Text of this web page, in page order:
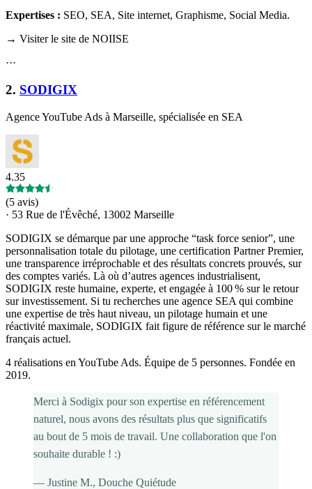
Expertises : SEO, SEA, Site internet, Graphisme, Social Media.
→ Visiter le site de NOIISE
···
2. SODIGIX
Agence YouTube Ads à Marseille, spécialisée en SEA
4.35
(5 avis)
· 53 Rue de l'Évêché, 13002 Marseille
SODIGIX se démarque par une approche “task force senior”, une
personnalisation totale du pilotage, une certification Partner Premier,
une transparence irréprochable et des résultats concrets prouvés, sur
des comptes variés. Là où d’autres agences industrialisent,
SODIGIX reste humaine, experte, et engagée à 100 % sur le retour
sur investissement. Si tu recherches une agence SEA qui combine
une expertise de très haut niveau, un pilotage humain et une
réactivité maximale, SODIGIX fait figure de référence sur le marché
français actuel.
4 réalisations en YouTube Ads. Équipe de 5 personnes. Fondée en
2019.
Merci à Sodigix pour son expertise en référencement
naturel, nous avons des résultats plus que significatifs
au bout de 5 mois de travail. Une collaboration que l'on
souhaite durable ! :)
— Justine M., Douche Quiétude